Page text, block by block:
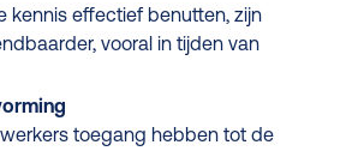
kennis effectief benutten, zijn
vooral in tijden van
toegang hebben tot de